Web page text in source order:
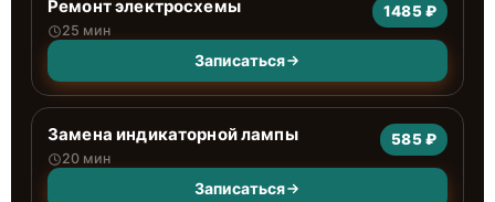
Ремонт электросхемы
25 мин
1485 ₽
Записаться
Замена индикаторной лампы
20 мин
585 ₽
Записаться